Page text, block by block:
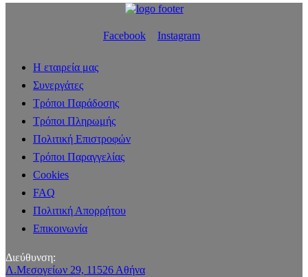
Facebook Instagram
Η εταιρεία μας
Συνεργάτες
Τρόποι Παράδοσης
Τρόποι Πληρωμής
Πολιτική Επιστροφών
Τρόποι Παραγγελίας
Cookies
FAQ
Πολιτική Απορρήτου
Επικοινωνία
Διεύθυνση:
Λ.Μεσογείων 29, 11526 Αθήνα